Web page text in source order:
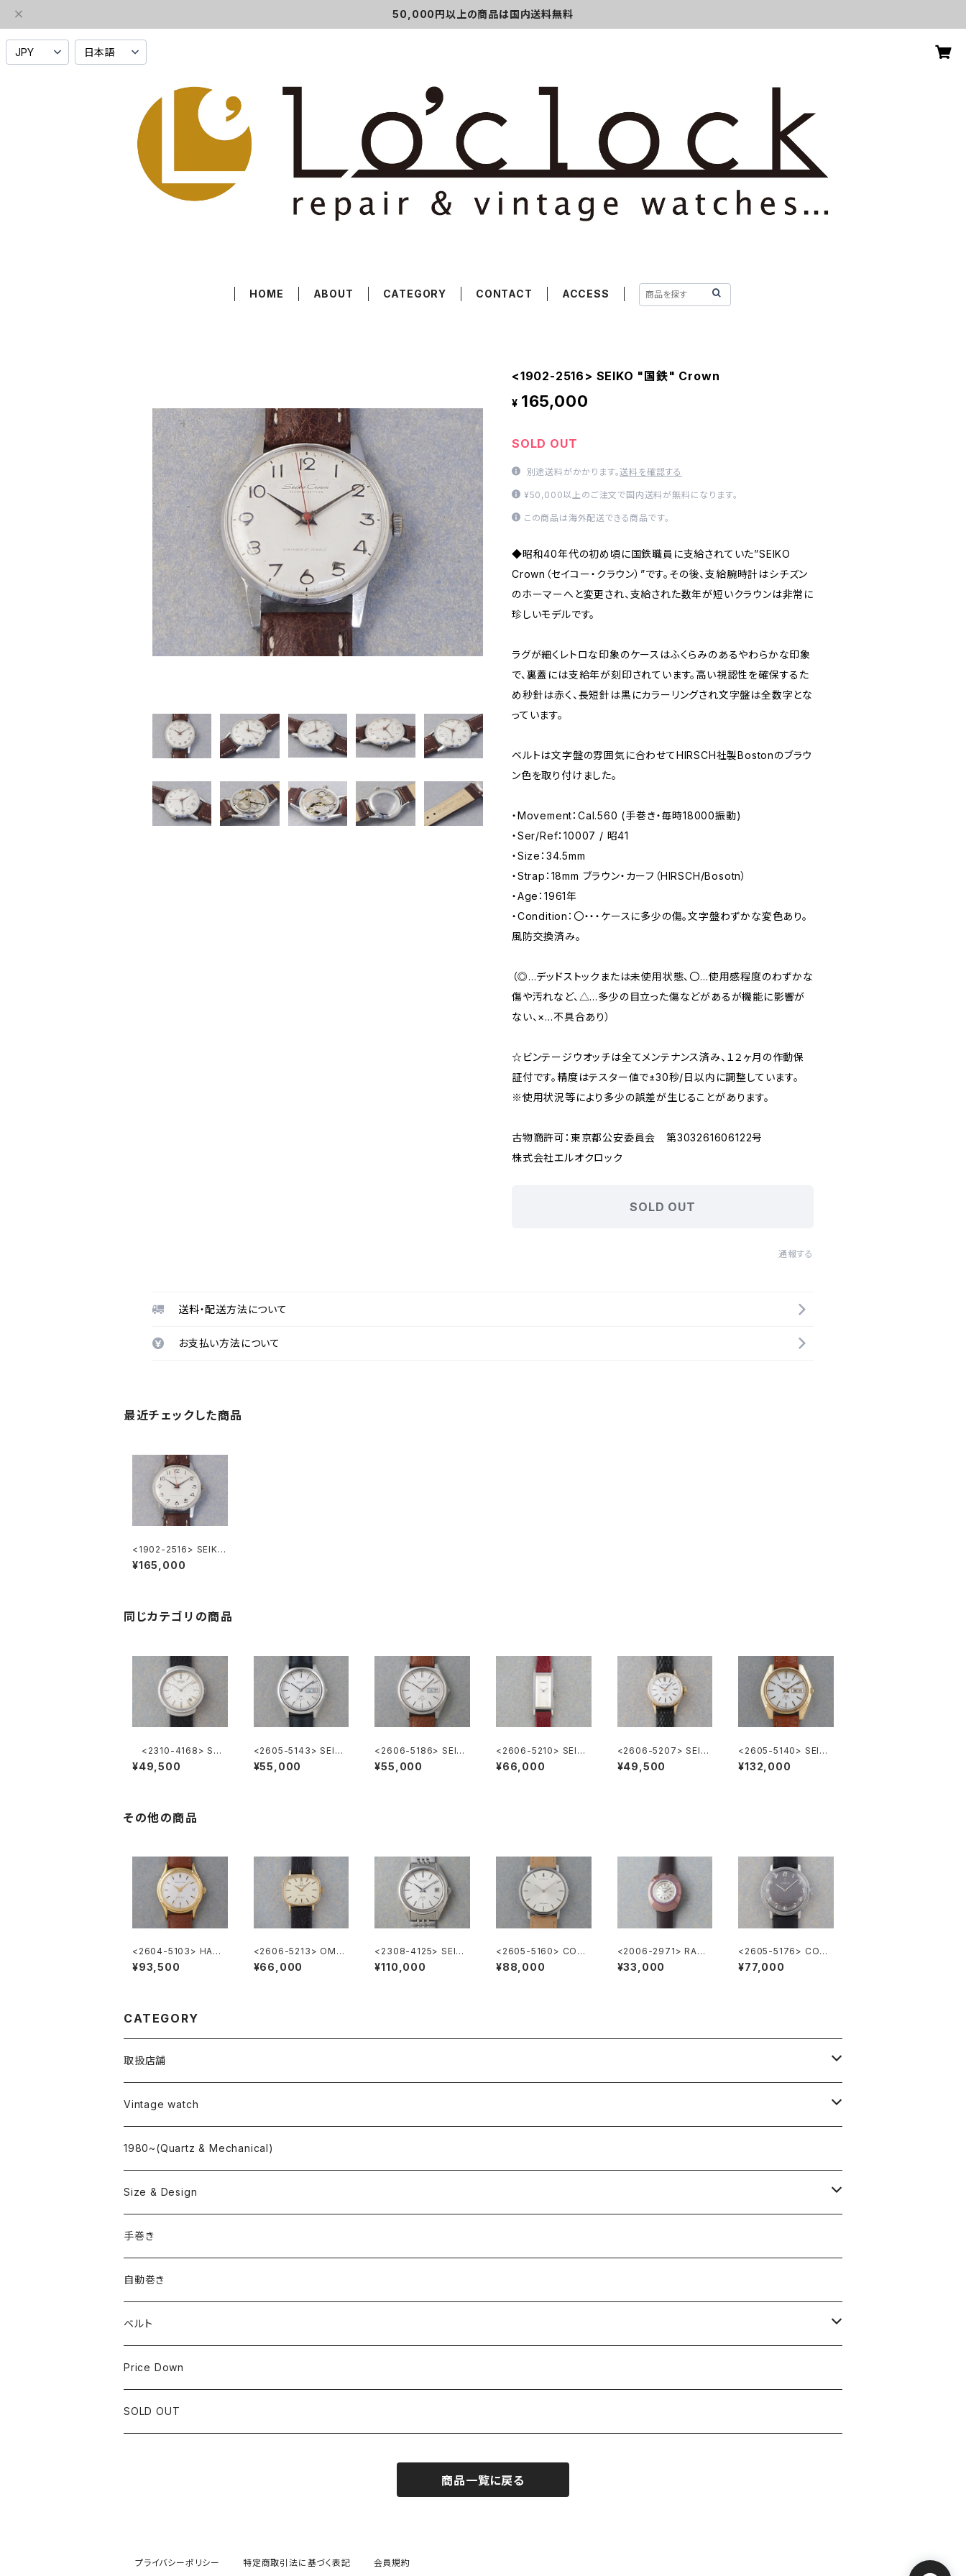
50,000円以上の商品は国内送料無料
HOME ABOUT CATEGORY CONTACT ACCESS
<1902-2516> SEIKO "国鉄" Crown
¥ 165,000
SOLD OUT
別途送料がかかります。送料を確認する
¥50,000以上のご注文で国内送料が無料になります。
この商品は海外配送できる商品です。
◆昭和40年代の初め頃に国鉄職員に支給されていた”SEIKO
Crown（セイコー・クラウン）”です。その後、支給腕時計はシチズン
のホーマーへと変更され、支給された数年が短いクラウンは非常に
珍しいモデルです。
ラグが細くレトロな印象のケースはふくらみのあるやわらかな印象
で、裏蓋には支給年が刻印されています。高い視認性を確保するた
め秒針は赤く、長短針は黒にカラーリングされ文字盤は全数字とな
っています。
ベルトは文字盤の雰囲気に合わせてHIRSCH社製Bostonのブラウ
ン色を取り付けました。
・Movement：Cal.560 (手巻き・毎時18000振動)
・Ser/Ref：10007 / 昭41
・Size：34.5mm
・Strap：18mm ブラウン・カーフ（HIRSCH/Bosotn）
・Age：1961年
・Condition：〇・・・ケースに多少の傷。文字盤わずかな変色あり。
風防交換済み。
（◎…デッドストックまたは未使用状態、〇…使用感程度のわずかな
傷や汚れなど、△…多少の目立った傷などがあるが機能に影響が
ない、×…不具合あり）
☆ビンテージウオッチは全てメンテナンス済み、１２ヶ月の作動保
証付です。精度はテスター値で±30秒/日以内に調整しています。
※使用状況等により多少の誤差が生じることがあります。
古物商許可：東京都公安委員会 第303261606122号
株式会社エルオクロック
SOLD OUT
通報する
送料・配送方法について
お支払い方法について
最近チェックした商品
<1902-2516> SEIKO
"国鉄" Crown
¥165,000
同じカテゴリの商品
<2310-4168> SEI
KO Ref.2419-0010
¥49,500
<2605-5143> SEIKO
LORD MATIC
¥55,000
<2606-5186> SEIK
O LORD MATIC
¥55,000
<2606-5210> SEIKO
"SILVER885" rectan
gular case
¥66,000
<2606-5207> SEIK
O Special
¥49,500
<2605-5140> SEIKO
”56KS" KING SEIKO
¥132,000
その他の商品
<2604-5103> HAMI
LTON Automatic
¥93,500
<2606-5213> OME
GA Geneve
¥66,000
<2308-4125> SEIKO
”56KS" KING SEIKO
¥110,000
<2605-5160> CORU
M Automatic
¥88,000
<2006-2971> RADO
BALVBOA
¥33,000
<2605-5176> CORU
M
¥77,000
CATEGORY
取扱店舗
L o'clock
"delve"
Vintage watch
海外ブランド
OMEGA
ROLEX
国産ブランド
SEIKO
CITIZEN
1980~(Quartz & Mechanical)
Size & Design
~24.9mm
25mm~29.9mm
30mm~34.9mm
35mm~39.9mm
40mm~
手巻き
自動巻き
ベルト
HIRSCHベルト
SSブレスレット
Price Down
SOLD OUT
商品一覧に戻る
プライバシーポリシー 特定商取引法に基づく表記 会員規約